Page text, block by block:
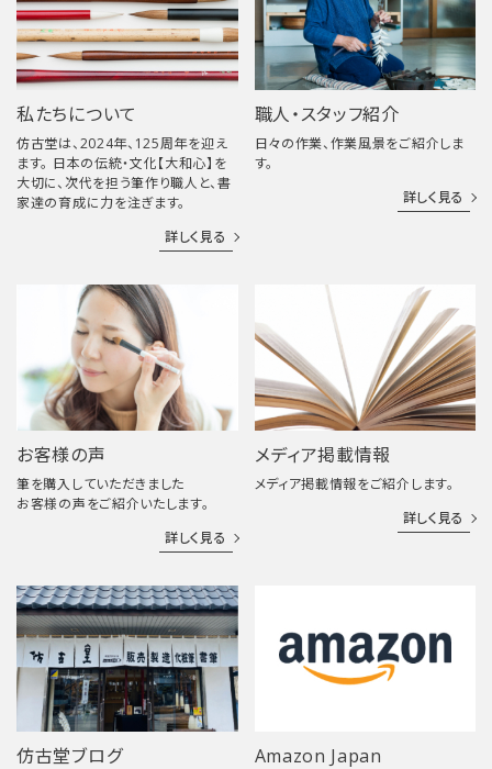
私たちについて
仿古堂は、2024年、125周年を迎え
ます。 日本の伝統・文化【大和心】を
大切に、次代を担う筆作り職人と、書
家達の育成に力を注ぎます。
詳しく見る
職人・スタッフ紹介
日々の作業、作業風景をご紹介しま
す。
詳しく見る
お客様の声
筆を購入していただきました
お客様の声をご紹介いたします。
詳しく見る
メディア掲載情報
メディア掲載情報をご紹介します。
詳しく見る
仿古堂ブログ Amazon Japan